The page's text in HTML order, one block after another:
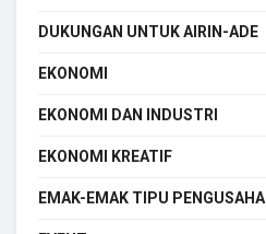
DUKUNGAN UNTUK AIRIN-ADE
EKONOMI
EKONOMI DAN INDUSTRI
EKONOMI KREATIF
EMAK-EMAK TIPU PENGUSAHA